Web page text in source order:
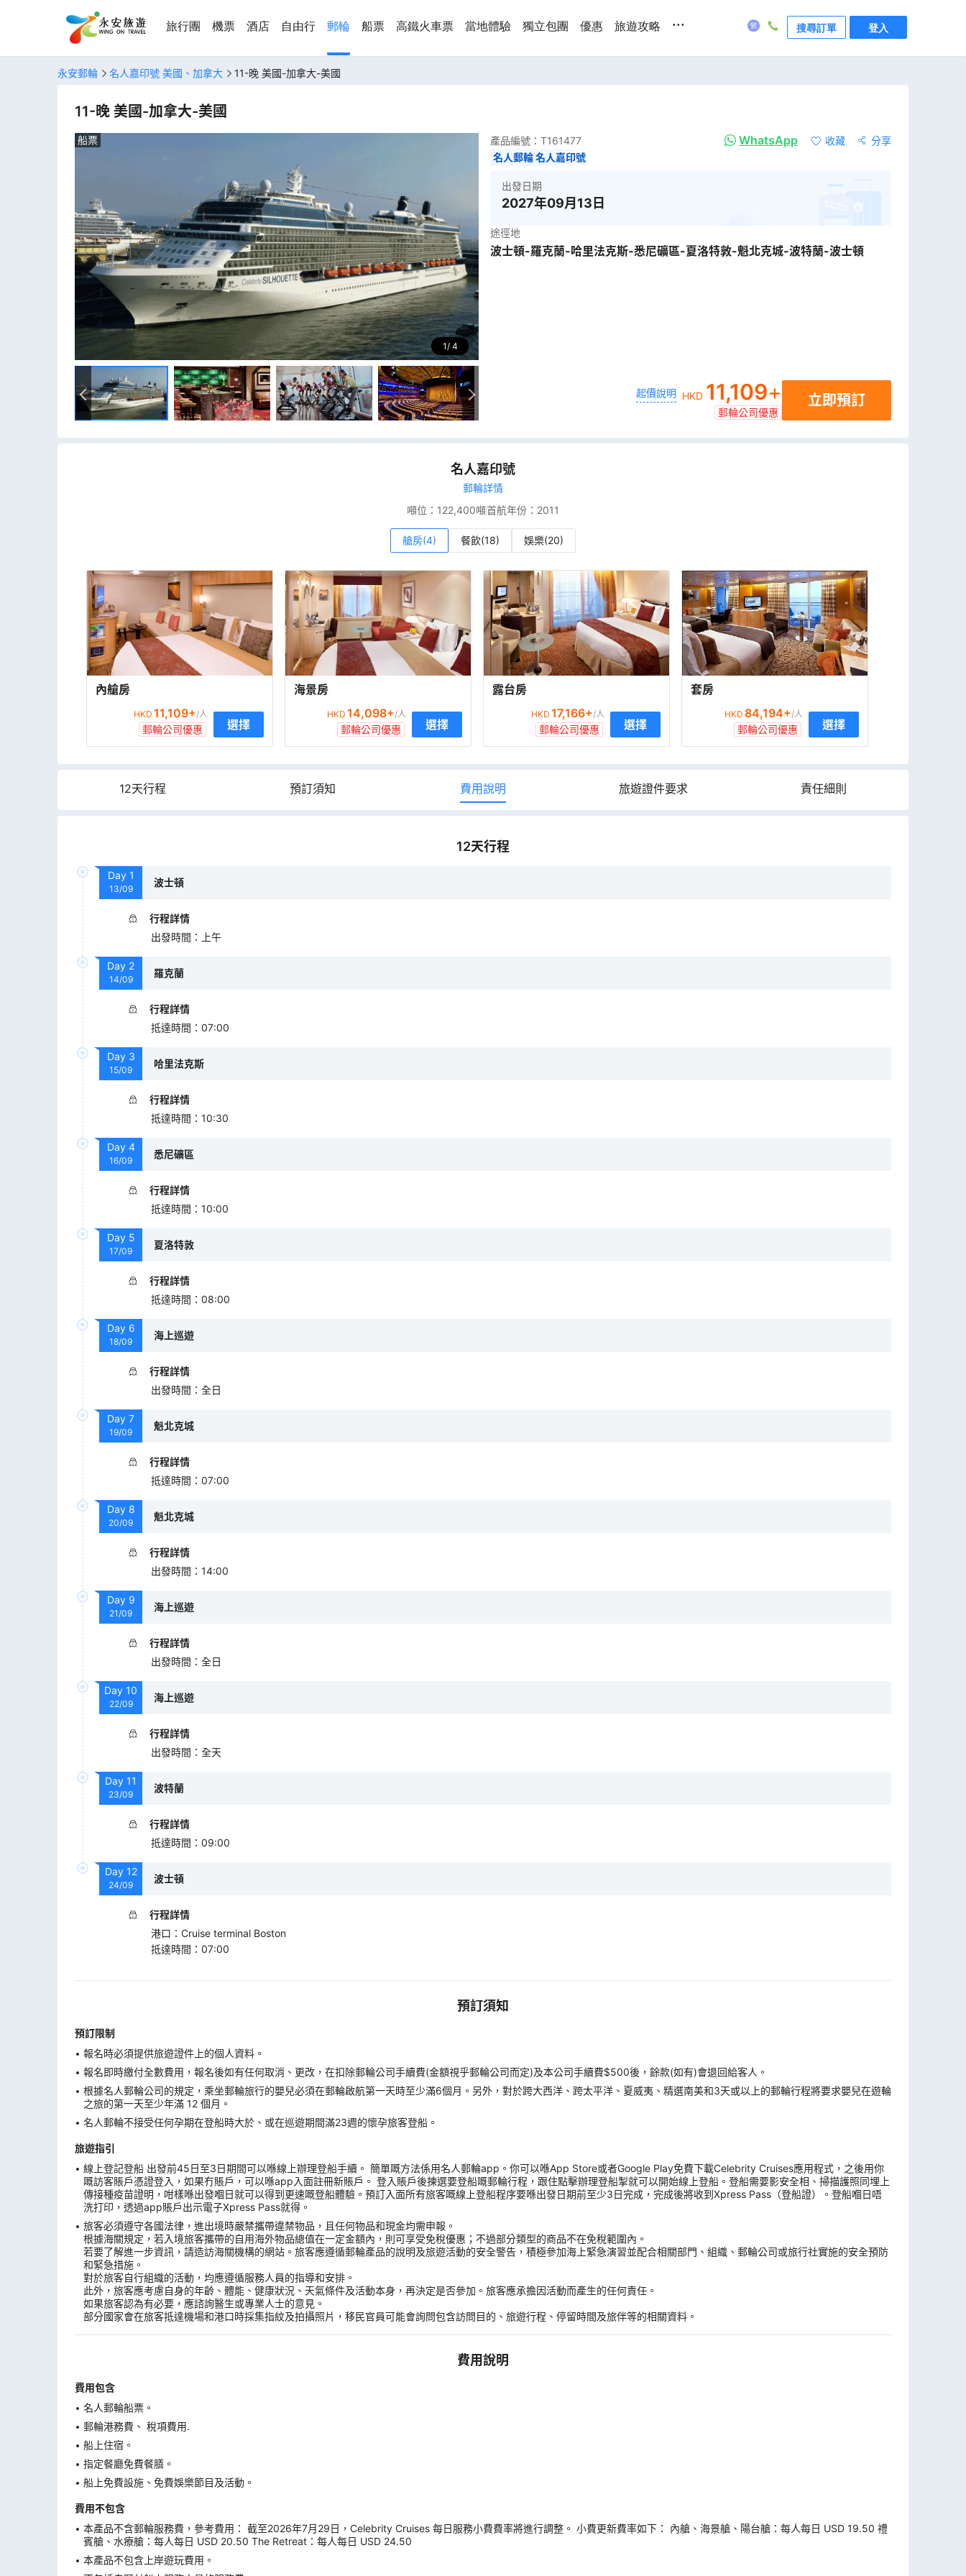
旅行團 機票 酒店 自由行 郵輪 船票 高鐵火車票 當地體驗 獨立包團 優惠 旅遊攻略 ... 搜尋訂單 登入
永安郵輪 名人嘉印號 美國、加拿大 11-晚 美國-加拿大-美國
11-晚 美國-加拿大-美國
1 4
船票 產品編號： T161477 WhatsApp 收藏
分享
名人郵輪 名人嘉印號
出發日期
2027年09月13日
途徑地
波士頓-羅克蘭-哈里法克斯-悉尼礦區-夏洛特敦-魁北克城-波特蘭-波士頓
起價說明 HKD 11,109+
郵輪公司優惠
立即預訂
名人嘉印號
郵輪詳情
噸位： 122,400噸首航年份： 2011
艙房(4) 餐飲(18) 娛樂(20)
內艙房
HKD 11,109+/人
郵輪公司優惠 選擇
海景房
HKD 14,098+/人
郵輪公司優惠 選擇
露台房
HKD 17,166+/人
郵輪公司優惠 選擇
套房
HKD 84,194+/人
郵輪公司優惠 選擇
12天行程 預訂須知 費用說明 旅遊證件要求 責任細則
12天行程
Day 1
13/09
波士頓
行程詳情
出發時間 ： 上午
Day 2
14/09
羅克蘭
行程詳情
抵達時間 ： 07:00
Day 3
15/09
哈里法克斯
行程詳情
抵達時間 ： 10:30
Day 4
16/09
悉尼礦區
行程詳情
抵達時間 ： 10:00
Day 5
17/09
夏洛特敦
行程詳情
抵達時間 ： 08:00
Day 6
18/09
海上巡遊
行程詳情
出發時間 ： 全日
Day 7
19/09
魁北克城
行程詳情
抵達時間 ： 07:00
Day 8
20/09
魁北克城
行程詳情
出發時間 ： 14:00
Day 9
21/09
海上巡遊
行程詳情
出發時間 ： 全日
Day 10
22/09
海上巡遊
行程詳情
出發時間 ： 全天
Day 11
23/09
波特蘭
行程詳情
抵達時間 ： 09:00
Day 12
24/09
波士頓
行程詳情
港口 ： Cruise terminal Boston
抵達時間 ： 07:00
預訂須知
預訂限制
報名時必須提供旅遊證件上的個人資料。
報名即時繳付全數費用，報名後如有任何取消、更改，在扣除郵輪公司手續費(金額視乎郵輪公司而定)及本公司手續費$500後，餘款(如有)會退回給客人。
根據名人郵輪公司的規定，乘坐郵輪旅行的嬰兒必須在郵輪啟航第一天時至少滿6個月。另外，對於跨大西洋、跨太平洋、夏威夷、精選南美和3天或以上的郵輪行程將要求嬰兒在遊輪
之旅的第一天至少年滿 12 個月。
名人郵輪不接受任何孕期在登船時大於、或在巡遊期間滿23週的懷孕旅客登船。
旅遊指引
線上登記登船 出發前45日至3日期間可以喺線上辦理登船手續。 簡單嘅方法係用名人郵輪app。你可以喺App Store或者Google Play免費下載Celebrity Cruises應用程式，之後用你
嘅訪客賬戶憑證登入，如果冇賬戶，可以喺app入面註冊新賬戶。 登入賬戶後揀選要登船嘅郵輪行程，跟住點擊辦理登船掣就可以開始線上登船。登船需要影安全相、掃描護照同埋上
傳接種疫苗證明，咁樣喺出發嗰日就可以得到更速嘅登船體驗。預訂入面所有旅客嘅線上登船程序要喺出發日期前至少3日完成，完成後將收到Xpress Pass（登船證）。登船嗰日唔
洗打印，透過app賬戶出示電子Xpress Pass就得。
旅客必須遵守各國法律，進出境時嚴禁攜帶違禁物品，且任何物品和現金均需申報。
根據海關規定，若入境旅客攜帶的自用海外物品總值在一定金額內，則可享受免稅優惠；不過部分類型的商品不在免稅範圍內。
若要了解進一步資訊，請造訪海關機構的網站。旅客應遵循郵輪產品的說明及旅遊活動的安全警告，積極參加海上緊急演習並配合相關部門、組織、郵輪公司或旅行社實施的安全預防
和緊急措施。
對於旅客自行組織的活動，均應遵循服務人員的指導和安排。
此外，旅客應考慮自身的年齡、體能、健康狀況、天氣條件及活動本身，再決定是否參加。旅客應承擔因活動而產生的任何責任。
如果旅客認為有必要，應諮詢醫生或專業人士的意見。
部分國家會在旅客抵達機場和港口時採集指紋及拍攝照片，移民官員可能會詢問包含訪問目的、旅遊行程、停留時間及旅伴等的相關資料。
費用說明
費用包含
名人郵輪船票。
郵輪港務費、 稅項費用.
船上住宿。
指定餐廳免費餐膳。
船上免費設施、免費娛樂節目及活動。
費用不包含
本產品不含郵輪服務費，參考費用： 截至2026年7月29日，Celebrity Cruises 每日服務小費費率將進行調整。 小費更新費率如下： 內艙、海景艙、陽台艙：每人每日 USD 19.50 禮
賓艙、水療艙：每人每日 USD 20.50 The Retreat：每人每日 USD 24.50
本產品不包含上岸遊玩費用。